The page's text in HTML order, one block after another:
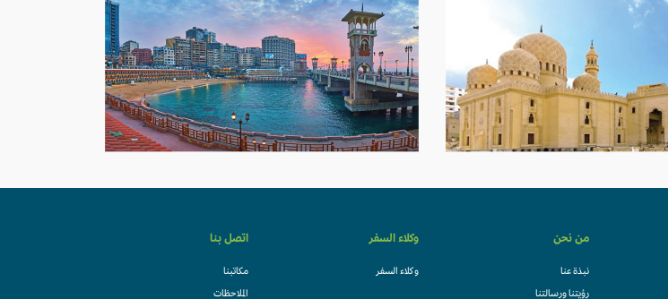
من نحن
نبذة عنا
رؤيتنا ورسالتنا
وكلاء السفر
وكلاء السفر
اتصل بنا
مكاتبنا
الملاحظات